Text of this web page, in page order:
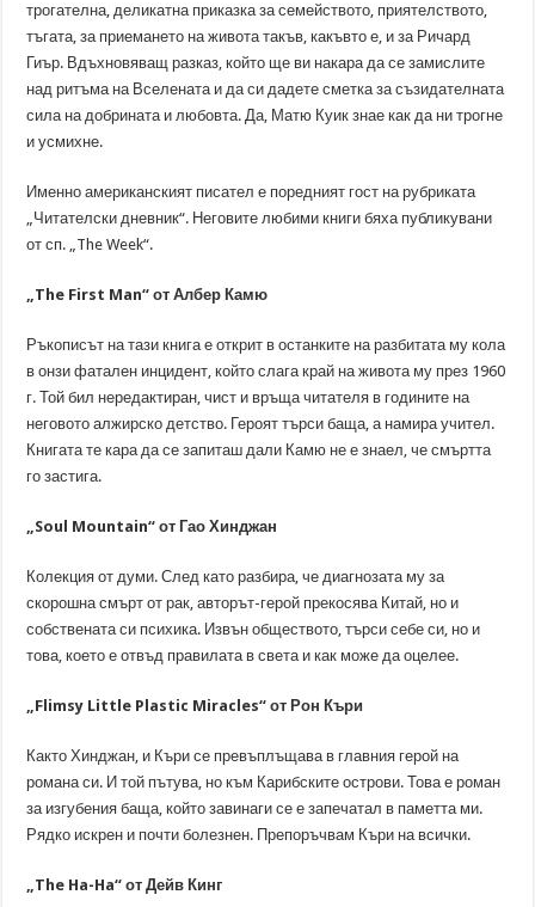
трогателна, деликатна приказка за семейството, приятелството,
тъгата, за приемането на живота такъв, какъвто е, и за Ричард
Гиър. Вдъхновяващ разказ, който ще ви накара да се замислите
над ритъма на Вселената и да си дадете сметка за съзидателната
сила на добрината и любовта. Да, Матю Куик знае как да ни трогне
и усмихне.
Именно американският писател е поредният гост на рубриката
„Читателски дневник“. Неговите любими книги бяха публикувани
от сп. „The Week“.
„The First Man“ от Албер Камю
Ръкописът на тази книга е открит в останките на разбитата му кола
в онзи фатален инцидент, който слага край на живота му през 1960
г. Той бил нередактиран, чист и връща читателя в годините на
неговото алжирско детство. Героят търси баща, а намира учител.
Книгата те кара да се запиташ дали Камю не е знаел, че смъртта
го застига.
„Soul Mountain“ от Гао Хинджан
Колекция от думи. След като разбира, че диагнозата му за
скорошна смърт от рак, авторът-герой прекосява Китай, но и
собствената си психика. Извън обществото, търси себе си, но и
това, което е отвъд правилата в света и как може да оцелее.
„Flimsy Little Plastic Miracles“ от Рон Къри
Както Хинджан, и Къри се превъплъщава в главния герой на
романа си. И той пътува, но към Карибските острови. Това е роман
за изгубения баща, който завинаги се е запечатал в паметта ми.
Рядко искрен и почти болезнен. Препоръчвам Къри на всички.
„The Ha-Ha“ от Дейв Кинг